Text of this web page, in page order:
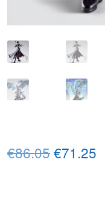
€86.05Le
€71.25